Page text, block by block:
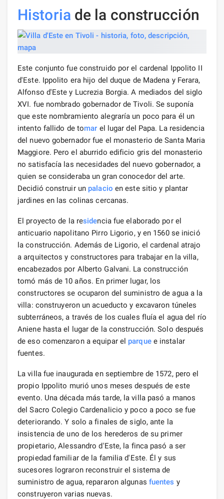
Historia de la construcción
Este conjunto fue construido por el cardenal Ippolito II
d'Este. Ippolito era hijo del duque de Madena y Ferara,
Alfonso d'Este y Lucrezia Borgia. A mediados del siglo
XVI. fue nombrado gobernador de Tivoli. Se suponía
que este nombramiento alegraría un poco para él un
intento fallido de tomar el lugar del Papa. La residencia
del nuevo gobernador fue el monasterio de Santa Maria
Maggiore. Pero el aburrido edificio gris del monasterio
no satisfacía las necesidades del nuevo gobernador, a
quien se consideraba un gran conocedor del arte.
Decidió construir un palacio en este sitio y plantar
jardines en las colinas cercanas.
El proyecto de la residencia fue elaborado por el
anticuario napolitano Pirro Ligorio, y en 1560 se inició
la construcción. Además de Ligorio, el cardenal atrajo
a arquitectos y constructores para trabajar en la villa,
encabezados por Alberto Galvani. La construcción
tomó más de 10 años. En primer lugar, los
constructores se ocuparon del suministro de agua a la
villa: construyeron un acueducto y excavaron túneles
subterráneos, a través de los cuales fluía el agua del río
Aniene hasta el lugar de la construcción. Solo después
de eso comenzaron a equipar el parquee instalar
fuentes.
La villa fue inaugurada en septiembre de 1572, pero el
propio Ippolito murió unos meses después de este
evento. Una década más tarde, la villa pasó a manos
del Sacro Colegio Cardenalicio y poco a poco se fue
deteriorando. Y solo a finales de siglo, ante la
insistencia de uno de los herederos de su primer
propietario, Alessandro d'Este, la finca pasó a ser
propiedad familiar de la familia d'Este. Él y sus
sucesores lograron reconstruir el sistema de
suministro de agua, repararon algunas fuentes y
construyeron varias nuevas.